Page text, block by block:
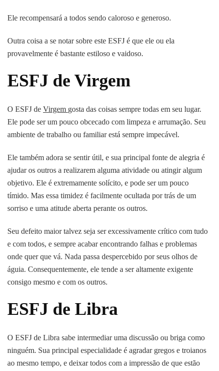
Ele recompensará a todos sendo caloroso e generoso.
Outra coisa a se notar sobre este ESFJ é que ele ou ela
provavelmente é bastante estiloso e vaidoso.
ESFJ de Virgem
O ESFJ de Virgem gosta das coisas sempre todas em seu lugar.
Ele pode ser um pouco obcecado com limpeza e arrumação. Seu
ambiente de trabalho ou familiar está sempre impecável.
Ele também adora se sentir útil, e sua principal fonte de alegria é
ajudar os outros a realizarem alguma atividade ou atingir algum
objetivo. Ele é extremamente solícito, e pode ser um pouco
tímido. Mas essa timidez é facilmente ocultada por trás de um
sorriso e uma atitude aberta perante os outros.
Seu defeito maior talvez seja ser excessivamente crítico com tudo
e com todos, e sempre acabar encontrando falhas e problemas
onde quer que vá. Nada passa despercebido por seus olhos de
águia. Consequentemente, ele tende a ser altamente exigente
consigo mesmo e com os outros.
ESFJ de Libra
O ESFJ de Libra sabe intermediar uma discussão ou briga como
ninguém. Sua principal especialidade é agradar gregos e troianos
ao mesmo tempo, e deixar todos com a impressão de que estão